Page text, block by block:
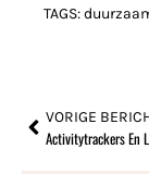
TAGS:
VORIGE